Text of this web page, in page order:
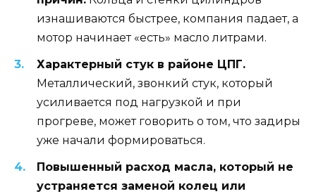
изнашиваются быстрее, компания падает, а
мотор начинает «есть» масло литрами.
Характерный стук в районе ЦПГ.
Металлический, звонкий стук, который
усиливается под нагрузкой и при
прогреве, может говорить о том, что задиры
уже начали формироваться.
Повышенный расход масла, который не
устраняется заменой колец или